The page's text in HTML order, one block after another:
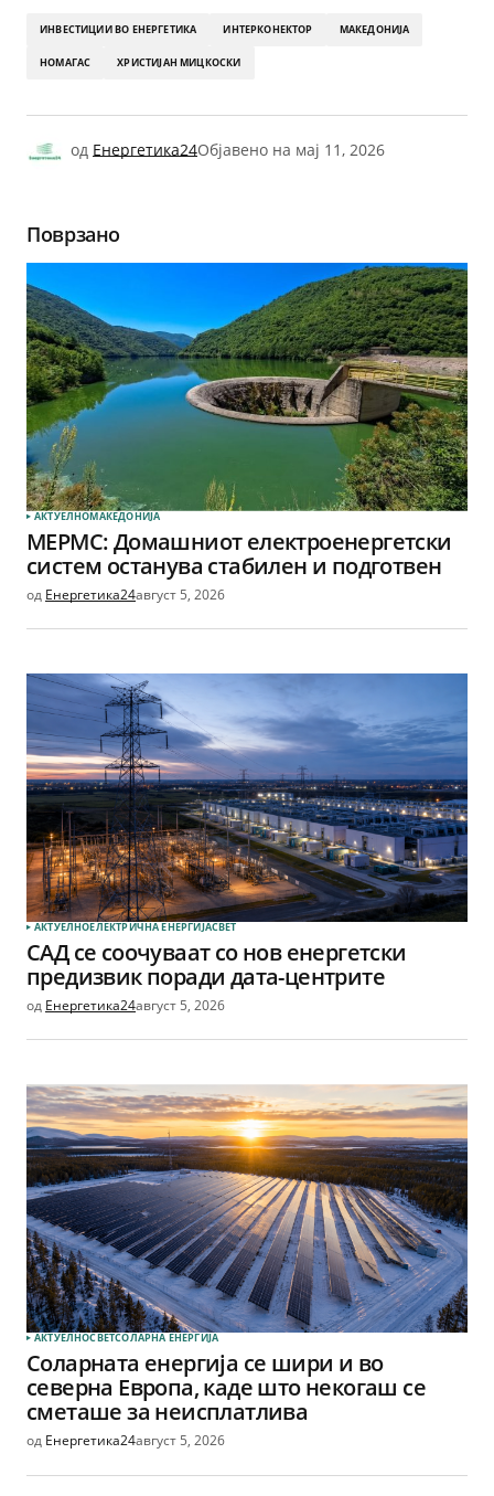
ИНВЕСТИЦИИ ВО ЕНЕРГЕТИКА ИНТЕРКОНЕКТОР МАКЕДОНИЈА
НОМАГАС ХРИСТИЈАН МИЦКОСКИ
од Енергетика24Објавено на мај 11, 2026
Поврзано
АКТУЕЛНОМАКЕДОНИЈА
МЕРМС: Домашниот електроенергетски
систем останува стабилен и подготвен
од Енергетика24август 5, 2026
АКТУЕЛНОЕЛЕКТРИЧНА ЕНЕРГИЈАСВЕТ
САД се соочуваат со нов енергетски
предизвик поради дата-центрите
од Енергетика24август 5, 2026
АКТУЕЛНОСВЕТСОЛАРНА EНЕРГИЈА
Соларната енергија се шири и во
северна Европа, каде што некогаш се
сметаше за неисплатлива
од Енергетика24август 5, 2026